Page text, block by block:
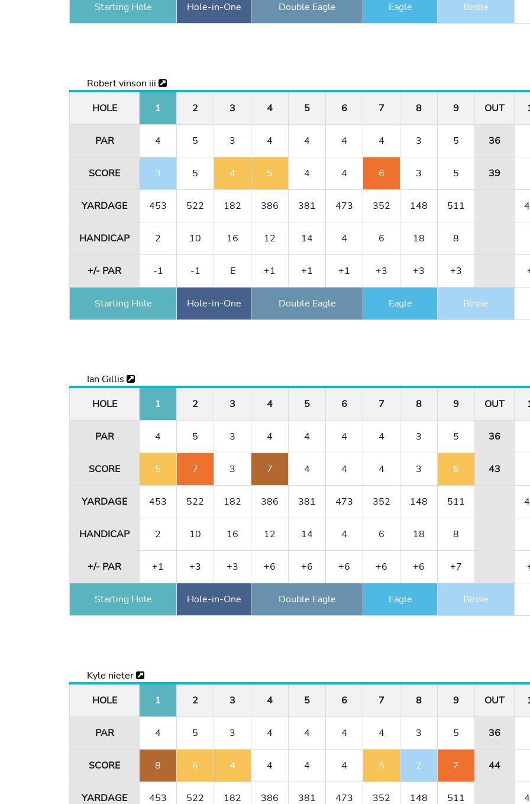
Starting Hole Hole-in-One Double Eagle Eagle Birdie
Robert vinson iii
HOLE
1 2 3 4 5 6 7 8 9 OUT
PAR 4 5 3 4 4 4 4 3 5 36
SCORE 3 5 4 5 4 4 6 3 5 39
YARDAGE 453 522 182 386 381 473 352 148 511
HANDICAP 2 10 16 12 14 4 6 18 8
+/- PAR -1 -1 E +1 +1 +1 +3 +3 +3
Starting Hole Hole-in-One Double Eagle Eagle Birdie
Ian Gillis
HOLE
1 2 3 4 5 6 7 8 9 OUT
PAR 4 5 3 4 4 4 4 3 5 36
SCORE 5 7 3 7 4 4 4 3 6 43
YARDAGE 453 522 182 386 381 473 352 148 511
HANDICAP 2 10 16 12 14 4 6 18 8
+/- PAR +1 +3 +3 +6 +6 +6 +6 +6 +7
Starting Hole Hole-in-One Double Eagle Eagle Birdie
Kyle nieter
HOLE
1 2 3 4 5 6 7 8 9 OUT
PAR 4 5 3 4 4 4 4 3 5 36
SCORE 8 6 4 4 4 4 5 2 7 44
YARDAGE 453 522 182 386 381 473 352 148 511